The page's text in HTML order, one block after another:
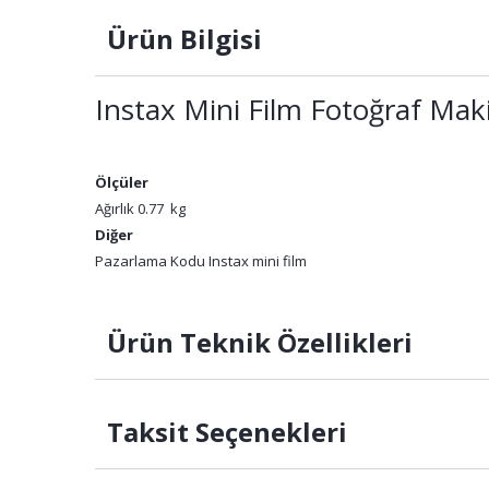
Ürün Bilgisi
Instax Mini Film Fotoğraf
Ölçüler
Ağırlık 0.77 kg
Diğer
Pazarlama Kodu Instax mini film
Ürün Teknik Özellikleri
Taksit Seçenekleri